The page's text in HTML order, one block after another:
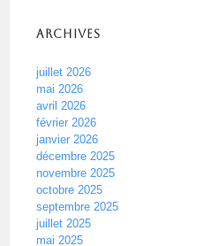
Archives
juillet 2026
mai 2026
avril 2026
février 2026
janvier 2026
décembre 2025
novembre 2025
octobre 2025
septembre 2025
juillet 2025
mai 2025